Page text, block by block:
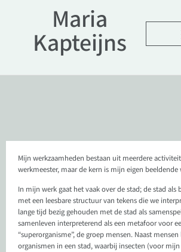
Maria
Kapteijns
Mijn werkzaamheden bestaan uit meerdere
werkmeester, maar de kern is mijn eigen beeldende
In mijn werk gaat het vaak over de stad; de stad
met een leesbare structuur van tekens die we
lange tijd bezig gehouden met de stad als
samenleven interpreterend als een metafoor voor
“superorganisme”, de groep mensen. Naast
organismen in een stad, waarbij insecten (voor